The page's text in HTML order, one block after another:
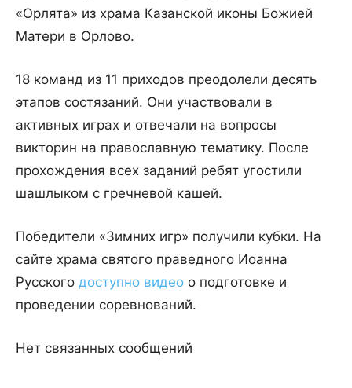
«Орлята» из храма Казанской иконы Божией
Матери в Орлово.
18 команд из 11 приходов преодолели десять
этапов состязаний. Они участвовали в
активных играх и отвечали на вопросы
викторин на православную тематику. После
прохождения всех заданий ребят угостили
шашлыком с гречневой кашей.
Победители «Зимних игр» получили кубки. На
сайте храма святого праведного Иоанна
Русского доступно видео о подготовке и
проведении соревнований.
Нет связанных сообщений